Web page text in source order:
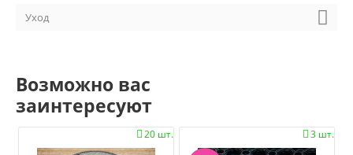
Уход
Возможно вас
заинтересуют
20 шт.
 3 шт.
